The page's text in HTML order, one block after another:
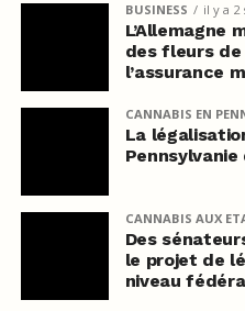
BUSINESS il y a 2
L’Allemagne
des fleurs
l’assurance
CANNABIS EN
La
CANNABIS AUX
Des
le projet de
niveau